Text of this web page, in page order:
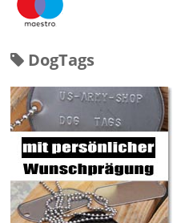
DogTags